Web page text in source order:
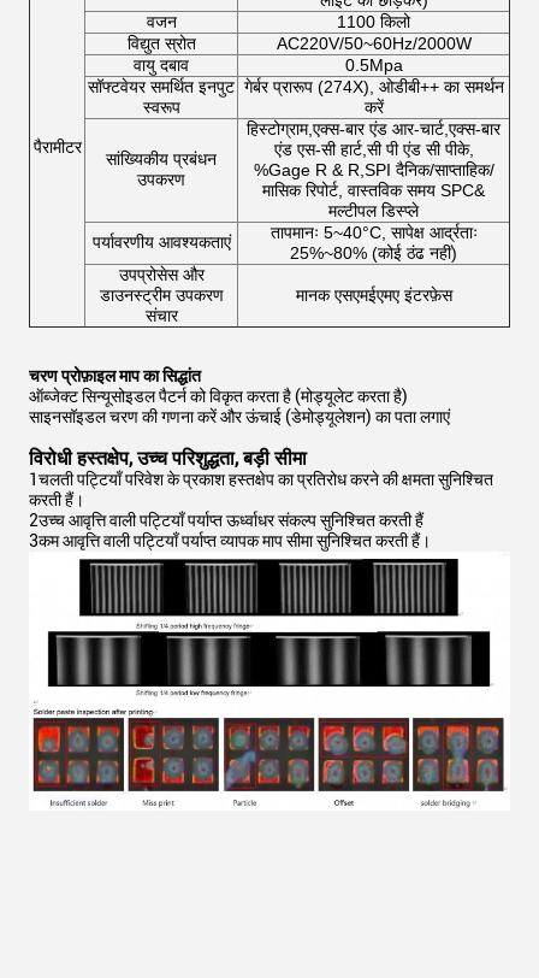
पैरामीटर
वजन
1100 किलो
विद्युत स्रोत
AC220V/50~60Hz/2000W
वायु दबाव
0.5Mpa
सॉफ्टवेयर समर्थित इनपुट
स्वरूप
गेर्बर प्रारूप (274X), ओडीबी++ का समर्थन
करें
सांख्यिकीय प्रबंधन
उपकरण
हिस्टोग्राम,एक्स-बार एंड आर-चार्ट,एक्स-बार
एंड एस-सी हार्ट,सी पी एंड सी पीके,
%Gage R & R,SPI दैनिक/साप्ताहिक/
मासिक रिपोर्ट, वास्तविक समय SPC&
मल्टीपल डिस्प्ले
पर्यावरणीय आवश्यकताएं
तापमानः 5~40°C, सापेक्ष आर्द्रताः
25%~80% (कोई ठंढ नहीं)
उपप्रोसेस और
डाउनस्ट्रीम उपकरण
संचार
मानक एसएमईएमए इंटरफ़ेस
चरण प्रोफ़ाइल माप का सिद्धांत
ऑब्जेक्ट सिन्यूसोइडल पैटर्न को विकृत करता है (मोड्यूलेट करता है)
साइनसॉइडल चरण की गणना करें और ऊंचाई (डेमोड्यूलेशन) का पता लगाएं
विरोधी हस्तक्षेप, उच्च परिशुद्धता, बड़ी सीमा
1चलती पट्टियाँ परिवेश के प्रकाश हस्तक्षेप का प्रतिरोध करने की क्षमता सुनिश्चित
करती हैं।
2उच्च आवृत्ति वाली पट्टियाँ पर्याप्त ऊर्ध्वाधर संकल्प सुनिश्चित करती हैं
3कम आवृत्ति वाली पट्टियाँ पर्याप्त व्यापक माप सीमा सुनिश्चित करती हैं।